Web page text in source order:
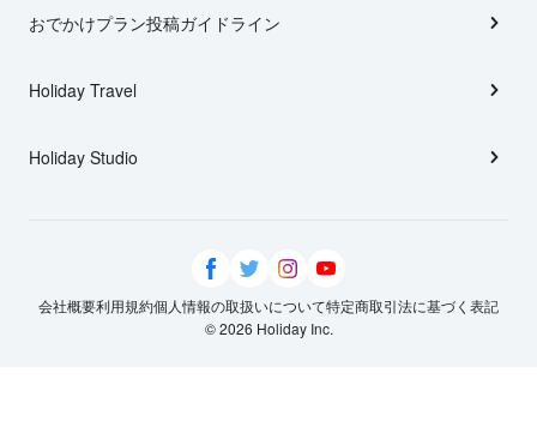
おでかけプラン投稿ガイドライン
Holiday Travel
Holiday Studio
会社概要利用規約個人情報の取扱いについて特定商取引法に基づく表記
© 2026 Holiday Inc.